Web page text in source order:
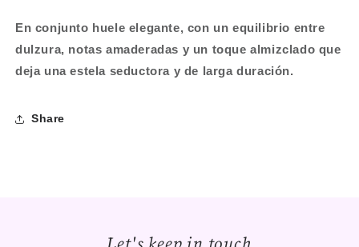
En conjunto huele elegante, con un equilibrio entre
dulzura, notas amaderadas y un toque almizclado que
deja una estela seductora y de larga duración.
Share